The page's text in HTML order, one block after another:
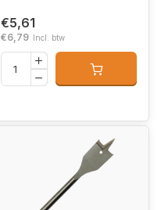
€5,61
€6,79 Incl. btw